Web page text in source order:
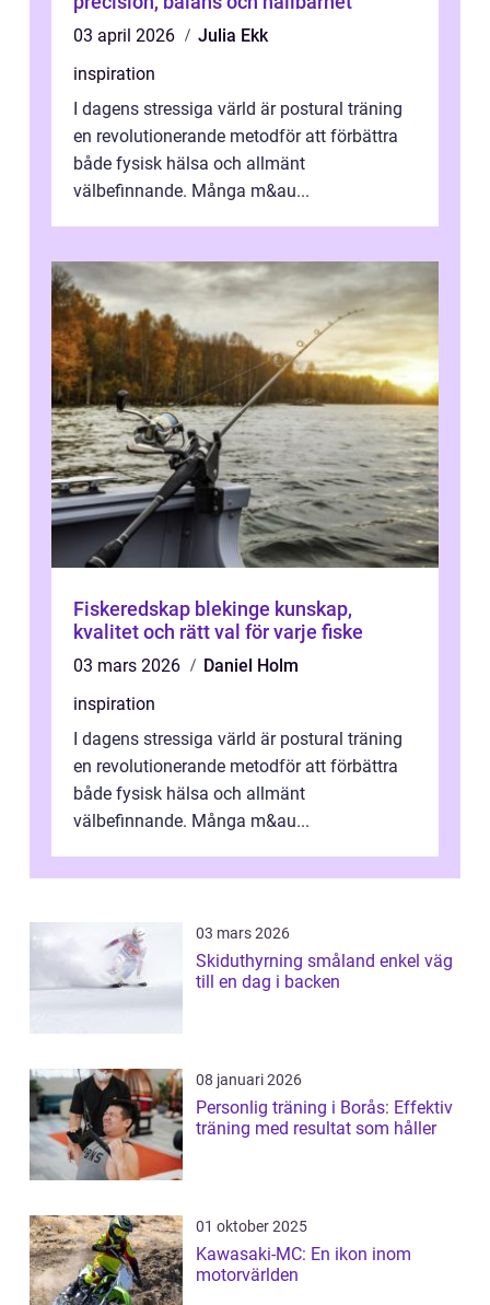
03 april 2026
Julia Ekk
inspiration
I dagens stressiga värld är postural träning
en revolutionerande metodför att förbättra
både fysisk hälsa och allmänt
välbefinnande. Många m&au...
Fiskeredskap blekinge kunskap,
kvalitet och rätt val för varje fiske
03 mars 2026
Daniel Holm
inspiration
I dagens stressiga värld är postural träning
en revolutionerande metodför att förbättra
både fysisk hälsa och allmänt
välbefinnande. Många m&au...
03 mars 2026
Skiduthyrning småland enkel väg
till en dag i backen
08 januari 2026
Personlig träning i Borås: Effektiv
träning med resultat som håller
01 oktober 2025
Kawasaki-MC: En ikon inom
motorvärlden